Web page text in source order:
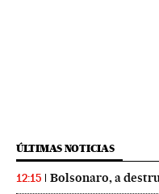
ÚLTIMAS NOTICIAS
12:15 Bolsonaro, a